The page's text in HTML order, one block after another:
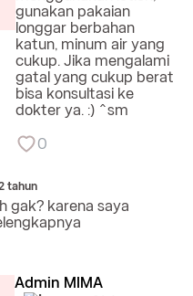
gunakan pakaian
longgar berbahan
katun, minum air yang
cukup. Jika mengalami
gatal yang cukup berat
bisa konsultasi ke
dokter ya. :) ^sm
0
tahun
gak? karena saya
Admin MIMA